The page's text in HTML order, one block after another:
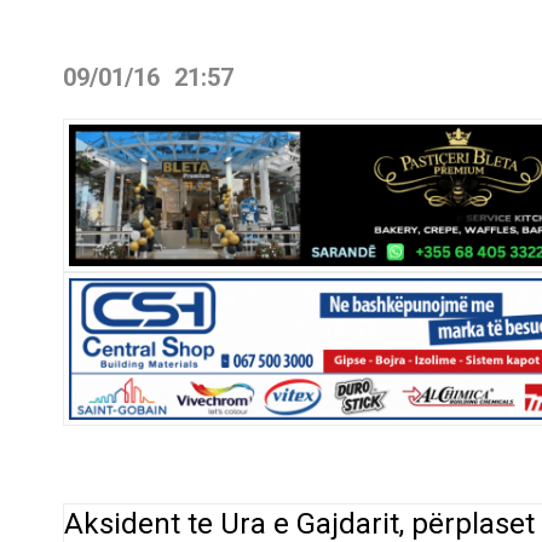
09/01/16 21:57
Aksident te Ura e Gajdarit,